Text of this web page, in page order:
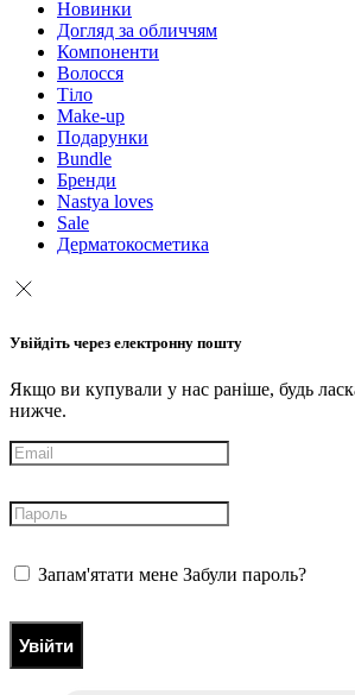
Новинки
Догляд за обличчям
Компоненти
Волосся
Тіло
Make-up
Подарунки
Bundle
Бренди
Nastya loves
Sale
Дерматокосметика
Увійдіть через електронну пошту
Якщо ви купували у нас раніше, будь
нижче.
Запам'ятати мене Забули пароль?
Увійти